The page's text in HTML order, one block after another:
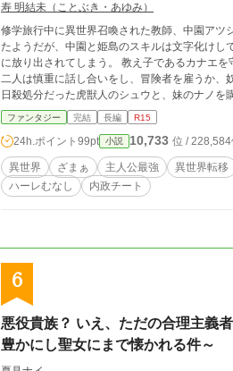
寿 明結未（ことぶき・あゆみ）
修学旅行中に異世界召喚された教師、中園アツ
たようだが、中園と姫島のスキルは文字化け
に放り出されてしまう。 教え子であるカナエ
二人は慎重に話し合いをし、冒険者を雇うか、
日殺処分だった虎獣人のシュウと、妹のナノを
サイトにも連載中です（カクヨム・なろう・ピクシブ） ※本作は、過去に他サイト上に転載されたバージョンとは
五段本人による正式なオリジナル公開版です。
ファンタジー 完結 長編 R15
24h.ポイント 99pt 小説 10,733 位 /
異世界 ざまぁ 主人公最強 異世界転移
ハーレむなし
内政チート
6
悪役貴族？ いえ、ただの合理主義
豊かにし聖女にまで懐かれる件～